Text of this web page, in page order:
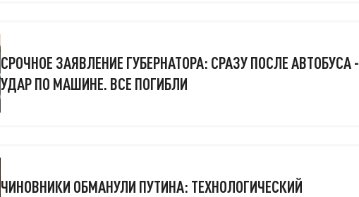
СРОЧНОЕ ЗАЯВЛЕНИЕ ГУБЕРНАТОРА: СРАЗУ ПОСЛЕ АВТОБУСА -
УДАР ПО МАШИНЕ. ВСЕ ПОГИБЛИ
ЧИНОВНИКИ ОБМАНУЛИ ПУТИНА: ТЕХНОЛОГИЧЕСКИЙ